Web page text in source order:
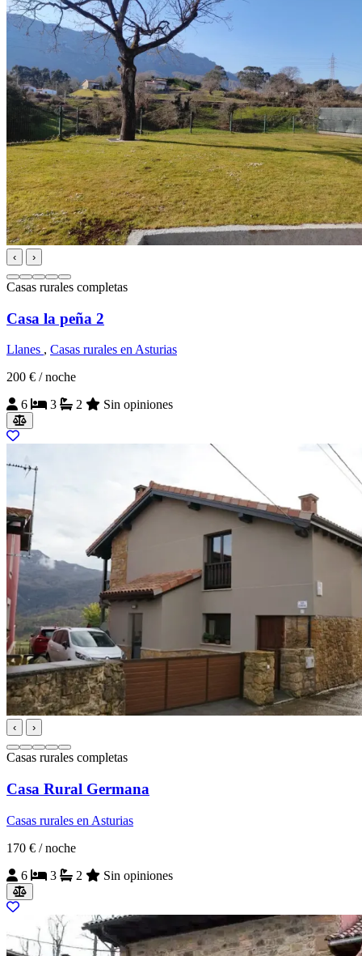
‹ ›
Casas rurales completas
Casa la peña 2
Llanes , Casas rurales en Asturias
200 € / noche
6
3 2 Sin opiniones
‹ ›
Casas rurales completas
Casa Rural Germana
Casas rurales en Asturias
170 € / noche
6
3 2 Sin opiniones